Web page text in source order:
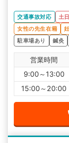
交通事故対応 土
女性の先生在籍
駐車場あり
鍼灸
営業時間
9:00～13:00
15:00～20:00